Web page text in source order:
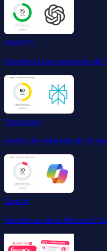
ChatGPT
Monitoriza las menciones de
Perplexity
Analiza la visibilidad de tu
Copilot
Monitoriza cómo Microsoft